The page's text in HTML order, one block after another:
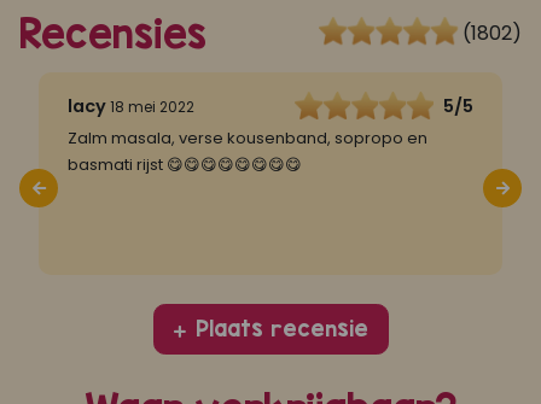
Recensies (1802)
lacy18 mei 2022 5/5
Zalm masala, verse kousenband, sopropo en
basmati rijst 😋😋😋😋😋😋😋😋
Plaats recensie